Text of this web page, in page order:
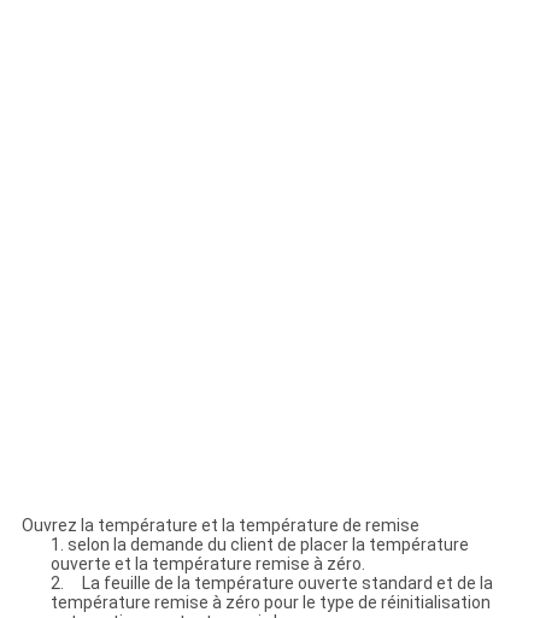
Ouvrez la température et la température de remise
1. selon la demande du client de placer la température
ouverte et la température remise à zéro.
2. La feuille de la température ouverte standard et de la
température remise à zéro pour le type de réinitialisation